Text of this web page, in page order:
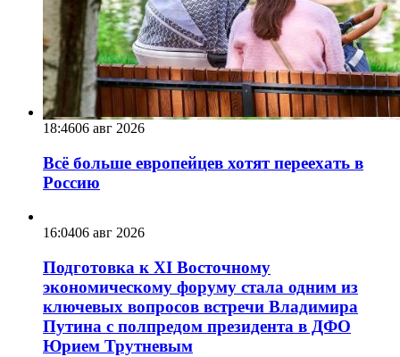
18:4606 авг 2026
Всё больше европейцев хотят переехать в
Россию
16:0406 авг 2026
Подготовка к XI Восточному
экономическому форуму стала одним из
ключевых вопросов встречи Владимира
Путина с полпредом президента в ДФО
Юрием Трутневым